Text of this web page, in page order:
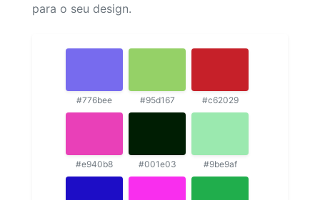
para o seu design.
#776bee #95d167 #c62029
#e940b8 #001e03 #9be9af